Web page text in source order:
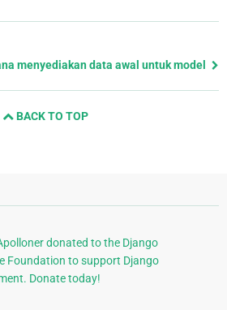
menyediakan data awal untuk model
BACK TO TOP
donated to the Django
Foundation to support Django
Donate today!